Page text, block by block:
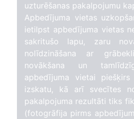
uzturēšanas pakalpojumu
Apbedījuma vietas
ietilpst apbedījuma vietas
sakritušo lapu, zaru
nolīdzināšana ar
novākšana un
apbedījuma vietai
izskatu, kā arī svecītes
pakalpojuma rezultāti tiks
(fotogrāfija pirms